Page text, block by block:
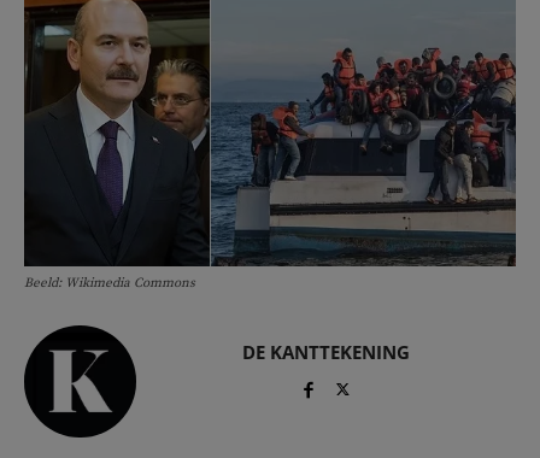
Beeld: Wikimedia Commons
DE KANTTEKENING